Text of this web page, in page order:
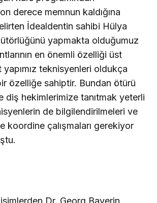
derece memnun kaldığına
İdealdentin sahibi Hülya
yapmakta olduğumuz
en önemli özelliği üst
yapımız teknisyenleri oldukça
özelliğe sahiptir. Bundan ötürü
diş hekimlerimize tanıtmak yeterli
de bilgilendirilmeleri ve
koordine çalışmaları gerekiyor
Dr. Georg Bayerin